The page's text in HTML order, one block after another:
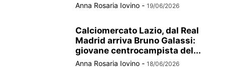
Anna Rosaria Iovino - 19/06/2026
Calciomercato Lazio, dal Real
Madrid arriva Bruno Galassi:
giovane centrocampista del...
Anna Rosaria Iovino - 18/06/2026